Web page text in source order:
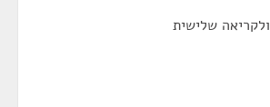
שלישית